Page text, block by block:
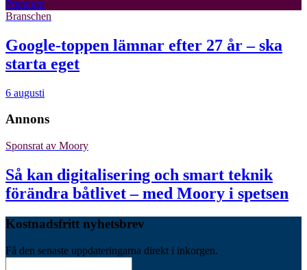
Premium
Branschen
Google-toppen lämnar efter 27 år – ska
starta eget
6 augusti
Annons
Sponsrat av Moory
Så kan digitalisering och smart teknik
förändra båtlivet – med Moory i spetsen
Kostnadsfritt nyhetsbrev
Få den senaste uppdateringarna direkt i inkorgen.